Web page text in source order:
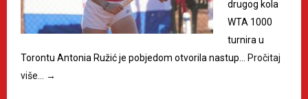
drugog kola
WTA 1000
turnira u
Torontu Antonia Ružić je pobjedom otvorila nastup…
Pročitaj
više…
→